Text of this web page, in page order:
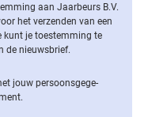
aan Jaarbeurs B.V.
het verzenden van een
kunt je toestemming te
de nieuwsbrief.
jouw per­soons­ge­ge­